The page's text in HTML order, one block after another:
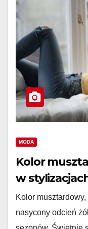
MODA
Kolor
w
Kolor
nasycony odcień